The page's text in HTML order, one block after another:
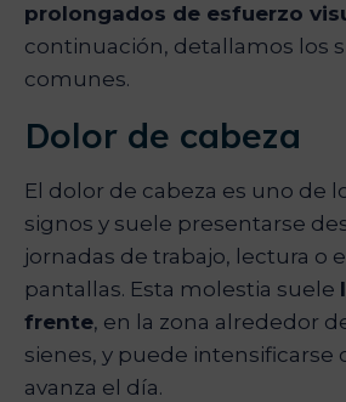
prolongados de esfuerzo
continuación, detallamos los
comunes.
Dolor de cabeza
El dolor de cabeza es uno de
signos y suele presentarse
jornadas de trabajo, lectura o
pantallas. Esta molestia suele
frente, en la zona alrededor
sienes, y puede intensificarse
avanza el día.